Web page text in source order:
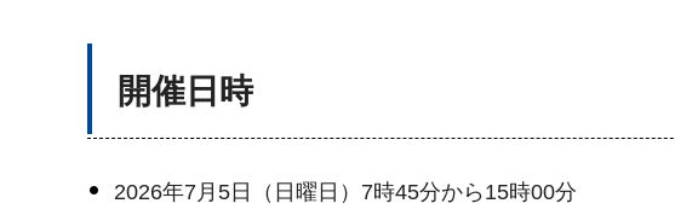
開催日時
2026年7月5日（日曜日）7時45分から15時00分